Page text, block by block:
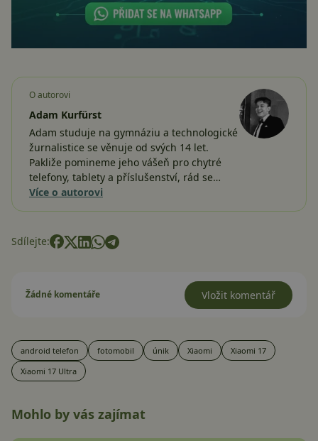
O autorovi
Adam Kurfürst
Adam studuje na gymnáziu a technologické
žurnalistice se věnuje od svých 14 let.
Pakliže pomineme jeho vášeň pro chytré
telefony, tablety a příslušenství, rád se…
Více o autorovi
Sdílejte:
Žádné komentáře Vložit komentář
android telefon fotomobil únik Xiaomi
Xiaomi 17
Xiaomi 17 Ultra
Mohlo by vás zajímat